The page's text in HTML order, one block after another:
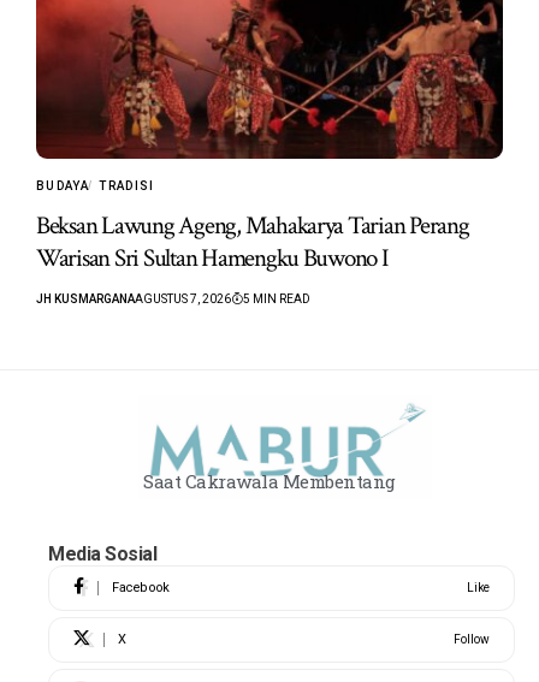
BUDAYA TRADISI
Beksan Lawung Ageng, Mahakarya Tarian Perang
Warisan Sri Sultan Hamengku Buwono I
JH KUSMARGANAAGUSTUS 7, 2026 5 MIN READ
Saat Cakrawala Membentang
Media Sosial
Facebook Like
X Follow